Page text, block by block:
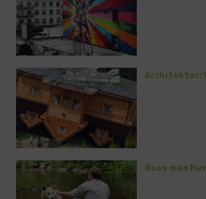
Architektur:
Kann man